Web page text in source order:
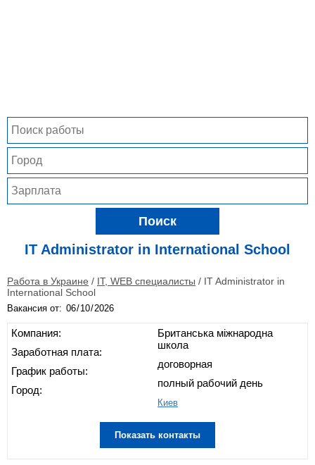
Поиск
IT Administrator in International School
Работа в Украине / IT, WEB специалисты / IT Administrator in
International School
Вакансия от:
Компания:
Заработная плата:
График работы:
Город:
Британська міжнародна
школа
договорная
полный рабочий день
Киев
Показать контакты